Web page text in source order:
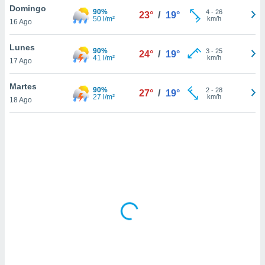
sitio
En
de que
el sitio
se
Domingo
16 Ago
90%
50 l/m²
23° / 19° 4- 26
km/h
Lunes
17 Ago
90%
41 l/m²
24° / 19° 3- 25
km/h
Martes
18 Ago
90%
27 l/m²
27° / 19° 2- 28
km/h